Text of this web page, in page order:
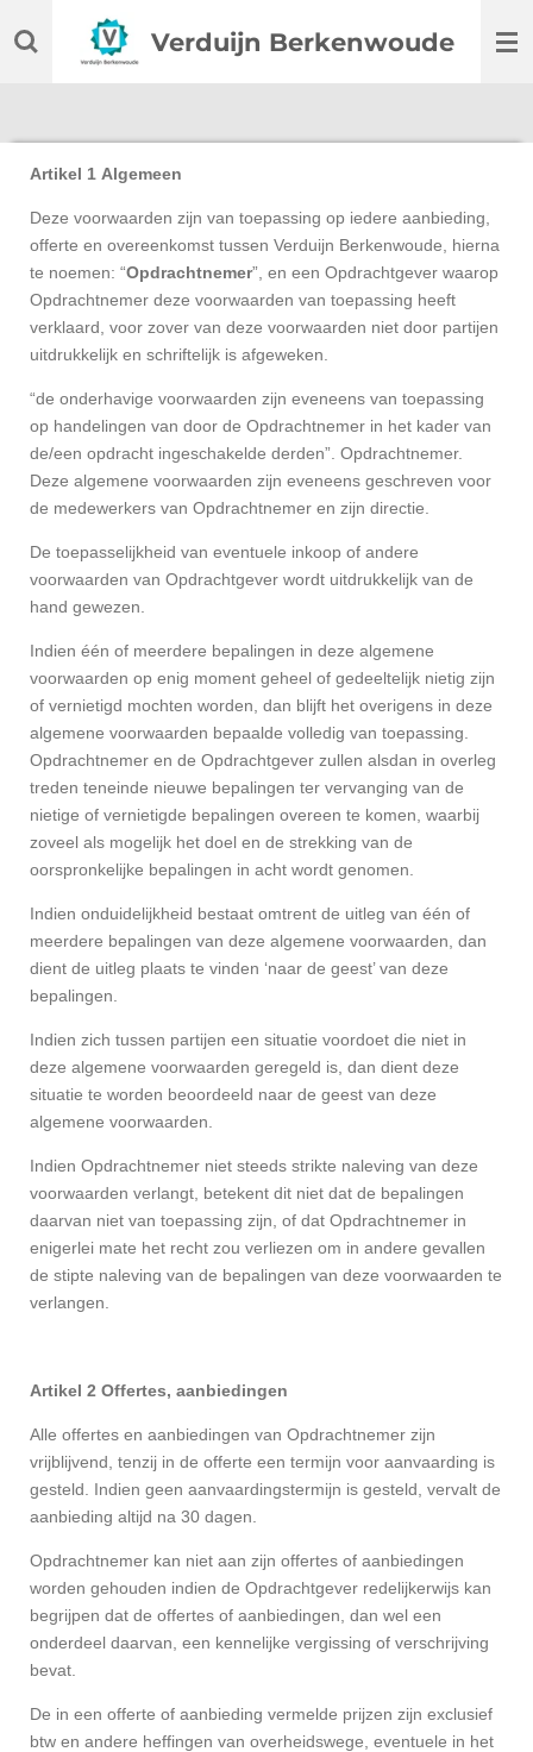
direct
Verduijn Berkenwoude
Artikel 1 Algemeen
Deze voorwaarden zijn van toepassing op iedere aanbieding,
offerte en overeenkomst tussen Verduijn Berkenwoude, hierna
te noemen: “Opdrachtnemer”, en een Opdrachtgever waarop
Opdrachtnemer deze voorwaarden van toepassing heeft
verklaard, voor zover van deze voorwaarden niet door partijen
uitdrukkelijk en schriftelijk is afgeweken.
“de onderhavige voorwaarden zijn eveneens van toepassing
op handelingen van door de Opdrachtnemer in het kader van
de/een opdracht ingeschakelde derden”. Opdrachtnemer.
Deze algemene voorwaarden zijn eveneens geschreven voor
de medewerkers van Opdrachtnemer en zijn directie.
De toepasselijkheid van eventuele inkoop of andere
voorwaarden van Opdrachtgever wordt uitdrukkelijk van de
hand gewezen.
Indien één of meerdere bepalingen in deze algemene
voorwaarden op enig moment geheel of gedeeltelijk nietig zijn
of vernietigd mochten worden, dan blijft het overigens in deze
algemene voorwaarden bepaalde volledig van toepassing.
Opdrachtnemer en de Opdrachtgever zullen alsdan in overleg
treden teneinde nieuwe bepalingen ter vervanging van de
nietige of vernietigde bepalingen overeen te komen, waarbij
zoveel als mogelijk het doel en de strekking van de
oorspronkelijke bepalingen in acht wordt genomen.
Indien onduidelijkheid bestaat omtrent de uitleg van één of
meerdere bepalingen van deze algemene voorwaarden, dan
dient de uitleg plaats te vinden ‘naar de geest’ van deze
bepalingen.
Indien zich tussen partijen een situatie voordoet die niet in
deze algemene voorwaarden geregeld is, dan dient deze
situatie te worden beoordeeld naar de geest van deze
algemene voorwaarden.
Indien Opdrachtnemer niet steeds strikte naleving van deze
voorwaarden verlangt, betekent dit niet dat de bepalingen
daarvan niet van toepassing zijn, of dat Opdrachtnemer in
enigerlei mate het recht zou verliezen om in andere gevallen
de stipte naleving van de bepalingen van deze voorwaarden te
verlangen.
Artikel 2 Offertes, aanbiedingen
Alle offertes en aanbiedingen van Opdrachtnemer zijn
vrijblijvend, tenzij in de offerte een termijn voor aanvaarding is
gesteld. Indien geen aanvaardingstermijn is gesteld, vervalt de
aanbieding altijd na 30 dagen.
Opdrachtnemer kan niet aan zijn offertes of aanbiedingen
worden gehouden indien de Opdrachtgever redelijkerwijs kan
begrijpen dat de offertes of aanbiedingen, dan wel een
onderdeel daarvan, een kennelijke vergissing of verschrijving
bevat.
De in een offerte of aanbieding vermelde prijzen zijn exclusief
btw en andere heffingen van overheidswege, eventuele in het